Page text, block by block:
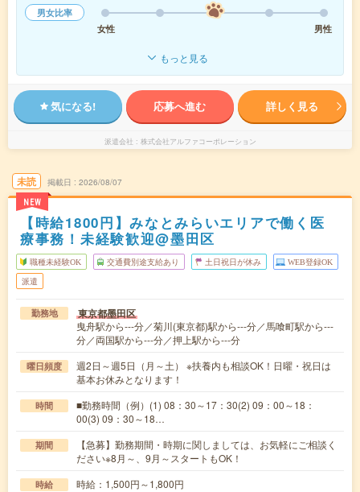
男女比率
女性
男性
もっと見る
気になる! 応募へ進む 詳しく見る
派遣会社 株式会社アルファコーポレーション
未読
NEW
掲載日 2026/08/07
【時給1800円】みなとみらいエリアで働く医
療事務！未経験歓迎@墨田区
職種未経験OK 交通費別途支給あり 土日祝日が休み WEB登録OK
派遣
勤務地 東京都墨田区
曳舟駅から---分／菊川(東京都)駅から---分／馬喰町駅から---
分／両国駅から---分／押上駅から---分
曜日頻度
週2日～週5日（月～土） ※扶養内も相談OK！日曜・祝日は
基本お休みとなります！
時間
■勤務時間（例）(1) 08：30～17：30(2) 09：00～18：
00(3) 09：30～18…
期間
【急募】勤務期間・時期に関しましては、お気軽にご相談く
ださい※8月～、9月～スタートもOK！
時給 時給：1,500円～1,800円